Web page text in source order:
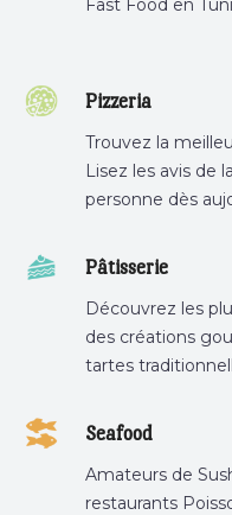
Pizzeria
Trouvez la
Lisez les avis de
personne dès
Pâtisserie
Découvrez les
des créations
tartes
tunis, pâtisserie
Seafood
Amateurs de
restaurants